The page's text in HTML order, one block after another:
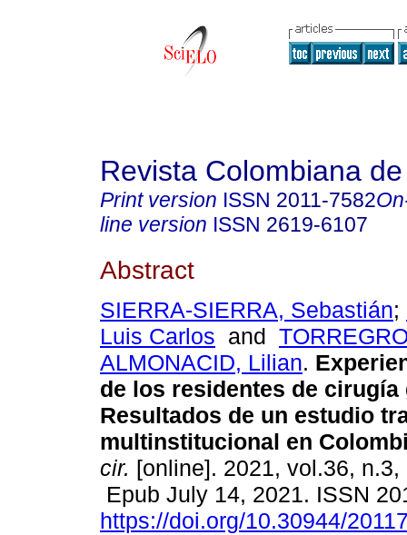
Revista Colombiana
Print version ISSN 2011-7582
line version ISSN 2619-6107
Abstract
SIERRA-SIERRA, Sebastián;
Luis Carlos and
ALMONACID, Lilian.
de los residentes de cirugía
Resultados de un estudio
multinstitucional en
cir. [online]. 2021, vol.36, n.3,
Epub July 14, 2021. ISSN
https://doi.org/10.30944/